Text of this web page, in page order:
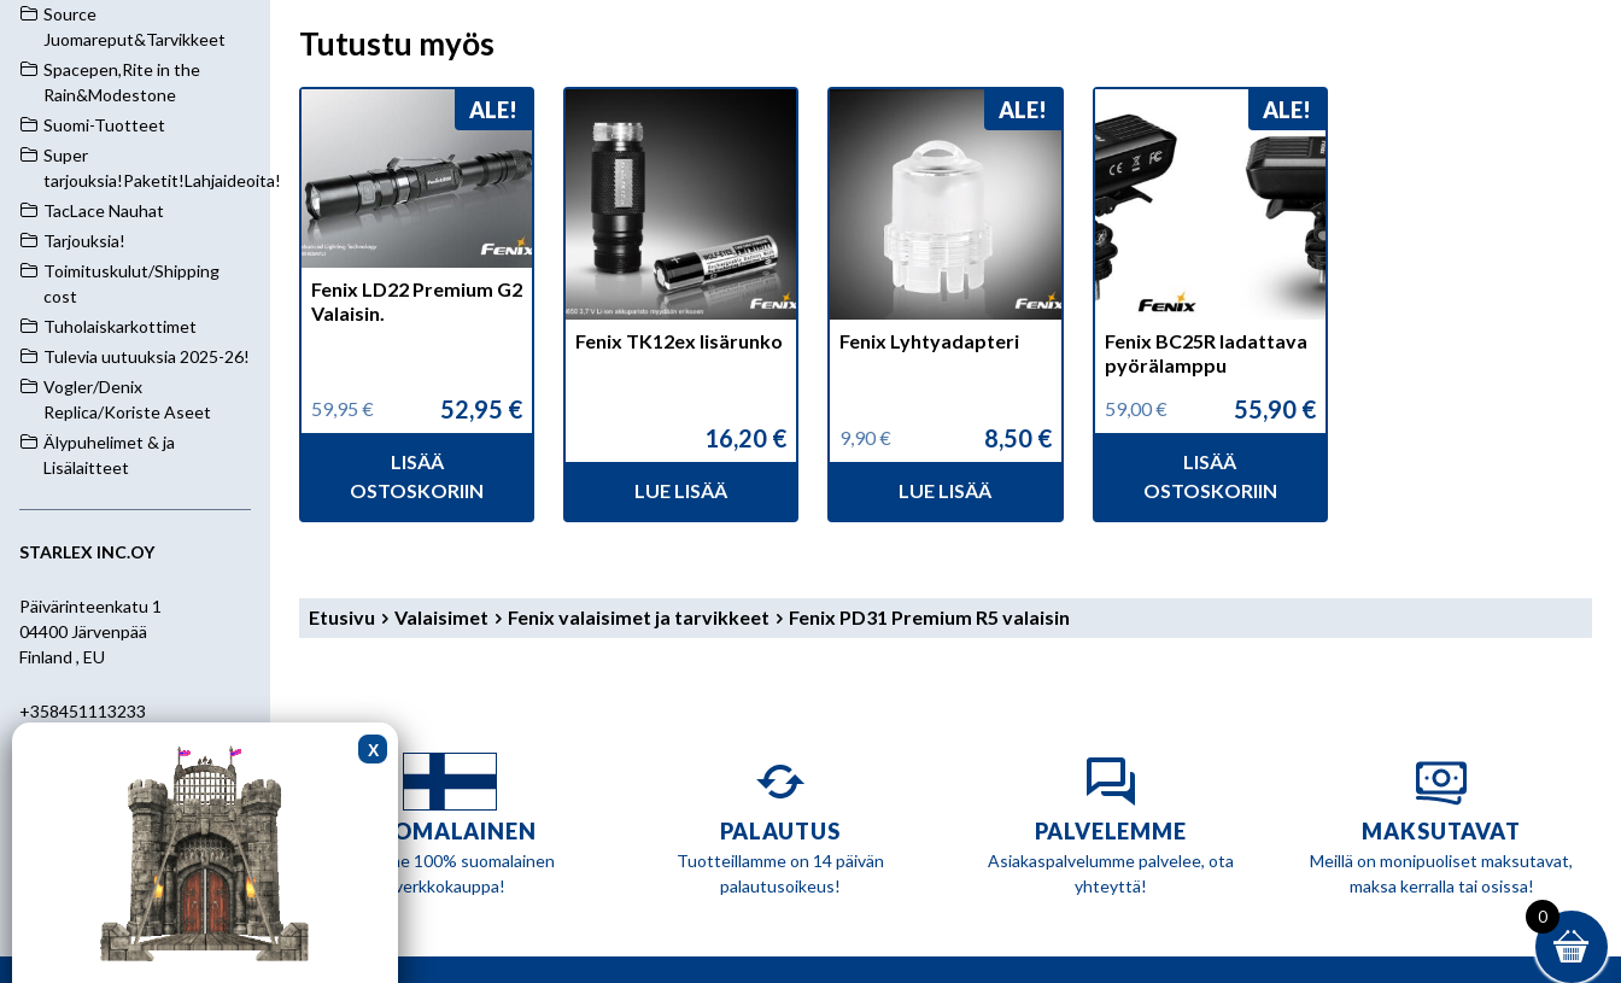
Source
Juomareput&Tarvikkeet
Spacepen,Rite in the
Rain&Modestone
Suomi-Tuotteet
Super
tarjouksia!Paketit!Lahjaideoita!
TacLace Nauhat
Tarjouksia!
Toimituskulut/Shipping
cost
Tuholaiskarkottimet
Tulevia uutuuksia 2025-26!
Vogler/Denix
Replica/Koriste Aseet
Älypuhelimet & ja
Lisälaitteet
STARLEX INC.OY
Päivärinteenkatu 1
04400 Järvenpää
Finland , EU
+358451113233
starlex@kolumbus.fi
Asiakaspalvelu
ark.klo 08.30-17.00
Tutustu myös
ALE!
Fenix LD22 Premium G2
Valaisin.
59,95 €
Alkuperäinen
59,95 €.
52,95 €
Nykyinen
52,95 €.
LISÄÄ
OSTOSKORIIN
Fenix TK12ex lisärunko
16,20 €
LUE LISÄÄ
ALE!
Fenix Lyhtyadapteri
9,90€
Alkuperäinen
9,90 €.
8,50 €
Nykyinen
8,50 €.
LUE LISÄÄ
ALE!
Fenix BC25R ladattava
pyörälamppu
59,00€
Alkuperäinen
59,00 €.
55,90 €
Nykyinen
55,90 €.
LISÄÄ
OSTOSKORIIN
Etusivu Valaisimet Fenix valaisimet ja tarvikkeet Fenix PD31 Premium R5 valaisin
SUOMALAINEN
Olemme 100% suomalainen
verkkokauppa!
PALAUTUS
Tuotteillamme on 14 päivän
palautusoikeus!
PALVELEMME
Asiakaspalvelumme palvelee, ota
yhteyttä!
MAKSUTAVAT
Meillä on monipuoliset maksutavat,
maksa kerralla tai osissa!
0